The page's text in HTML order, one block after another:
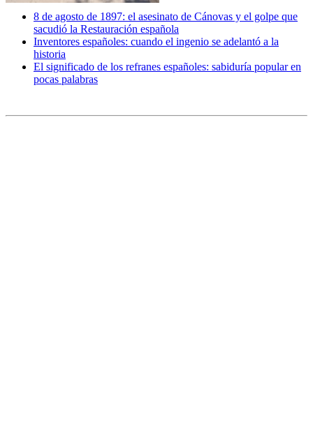
8 de agosto de 1897: el asesinato de Cánovas y el golpe que
sacudió la Restauración española
Inventores españoles: cuando el ingenio se adelantó a la
historia
El significado de los refranes españoles: sabiduría popular en
pocas palabras